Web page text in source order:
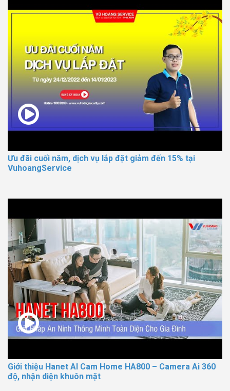
Ưu đãi cuối năm, dịch vụ lắp đặt giảm đến 15% tại
VuhoangService
Giới thiệu Hanet AI Cam Home HA800 – Camera Ai 360
độ, nhận diện khuôn mặt